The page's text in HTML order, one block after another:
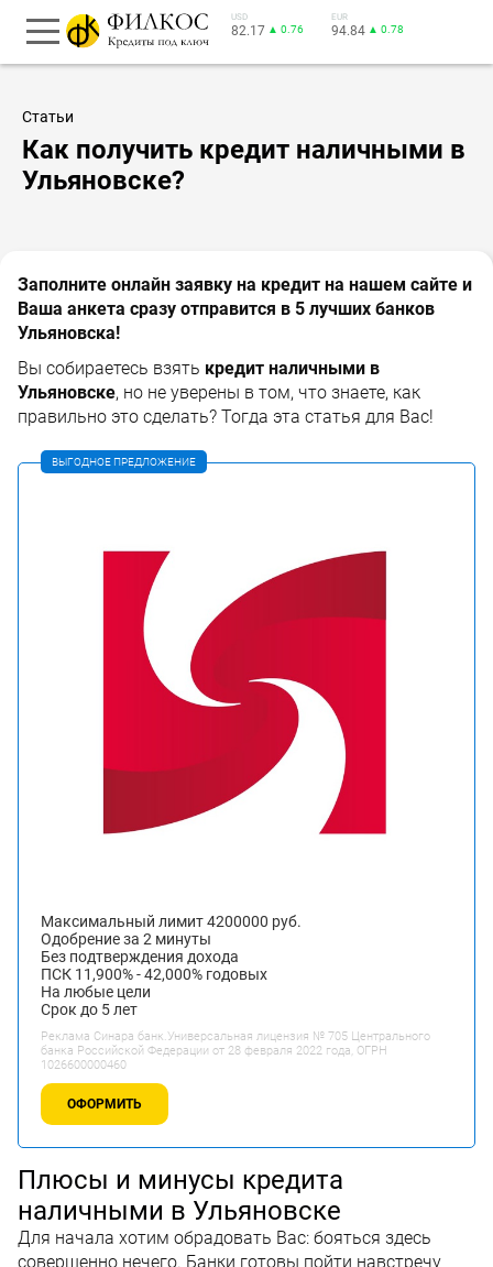
USD
82.17 ▲ 0.76
EUR
94.84 ▲ 0.78
Статьи
Как получить кредит наличными в
Ульяновске?
Заполните онлайн заявку на кредит на нашем сайте и
Ваша анкета сразу отправится в 5 лучших банков
Ульяновска!
Вы собираетесь взять кредит наличными в
Ульяновске, но не уверены в том, что знаете, как
правильно это сделать? Тогда эта статья для Вас!
ВЫГОДНОЕ ПРЕДЛОЖЕНИЕ
Максимальный лимит 4200000 руб.
Одобрение за 2 минуты
Без подтверждения дохода
ПСК 11,900% - 42,000% годовых
На любые цели
Срок до 5 лет
Реклама Синара банк.Универсальная лицензия № 705 Центрального
банка Российской Федерации от 28 февраля 2022 года, ОГРН
1026600000460
ОФОРМИТЬ
Плюсы и минусы кредита
наличными в Ульяновске
Для начала хотим обрадовать Вас: бояться здесь
совершенно нечего. Банки готовы пойти навстречу